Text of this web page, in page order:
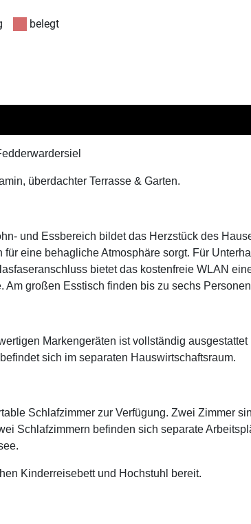
belegt
überdachter Terrasse & Garten.
und Essbereich bildet das Herzstück des
für eine behagliche Atmosphäre sorgt. Für
bietet das kostenfreie WLAN
Am großen Esstisch finden bis zu sechs
Markengeräten ist vollständig
sich im separaten Hauswirtschaftsraum.
Schlafzimmer zur Verfügung. Zwei Zimmer
Schlafzimmern befinden sich separate
Kinderreisebett und Hochstuhl bereit.